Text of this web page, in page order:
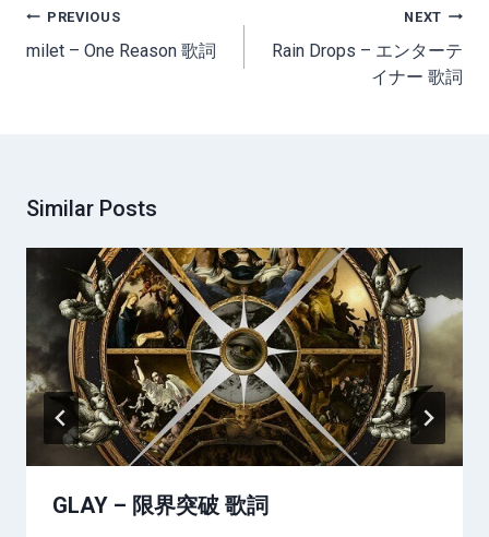
Post
navigation
PREVIOUS
milet – One Reason 歌詞
NEXT
Rain Drops – エンターテ
イナー 歌詞
Similar Posts
GLAY – 限界突破 歌詞